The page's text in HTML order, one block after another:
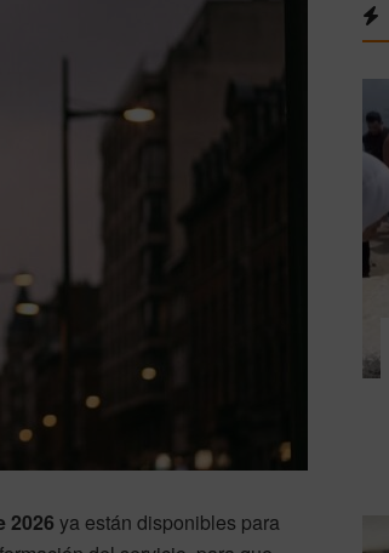
2026 ya están disponibles para